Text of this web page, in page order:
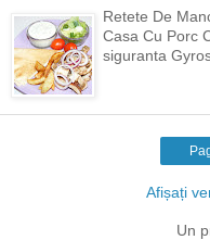
Retete De
Casa Cu Porc
siguranta
Afișați
Un